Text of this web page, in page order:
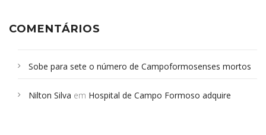
COMENTÁRIOS
Sobe para sete o número de Campoformosenses mortos
Campoformosenses que morreram em desabamentos são
Nilton Silva em Hospital de Campo Formoso adquire